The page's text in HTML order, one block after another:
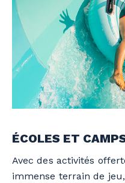
ÉCOLES ET
Avec des activités
immense terrain de